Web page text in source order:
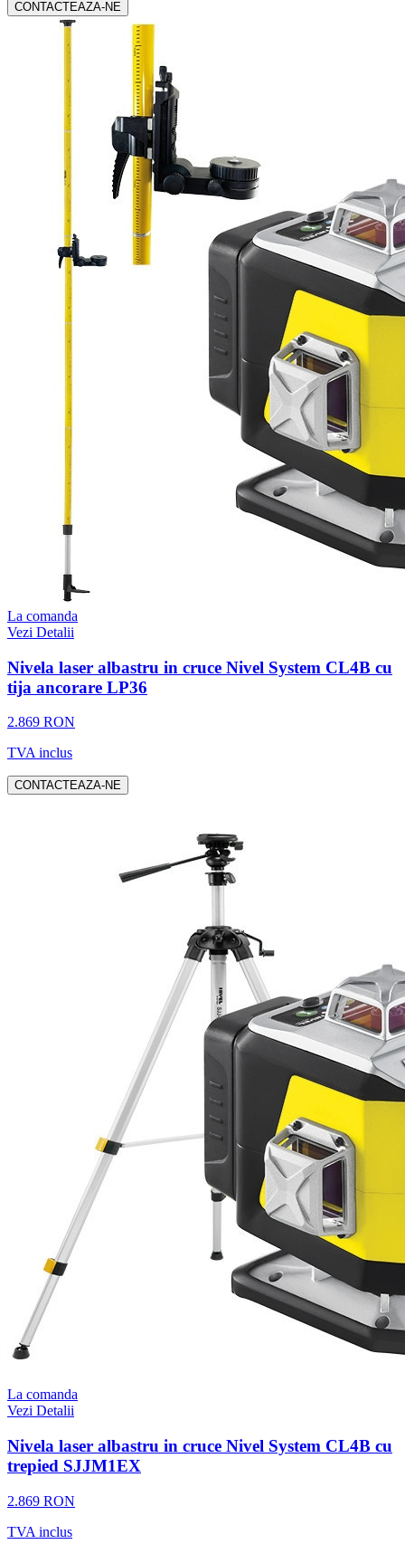
CONTACTEAZA-NE
La comanda
Vezi Detalii
Nivela laser albastru in cruce Nivel System CL4B cu
tija ancorare LP36
2.869 RON
TVA inclus
CONTACTEAZA-NE
La comanda
Vezi Detalii
Nivela laser albastru in cruce Nivel System CL4B cu
trepied SJJM1EX
2.869 RON
TVA inclus